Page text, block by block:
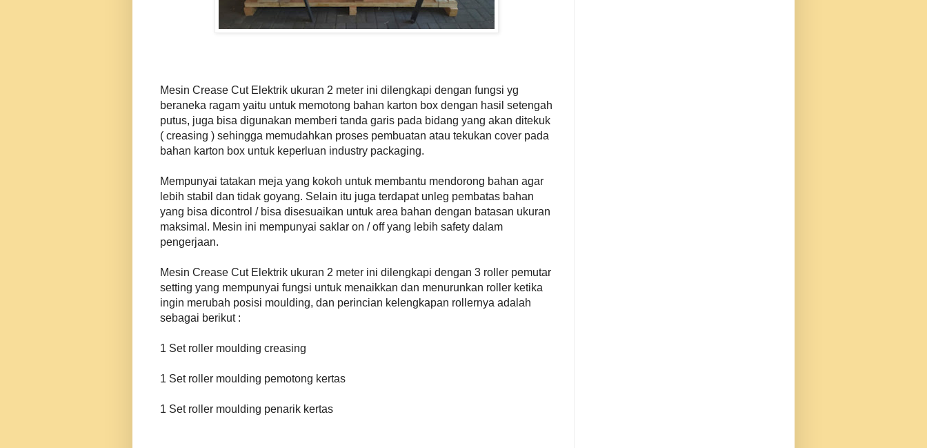
Mesin Crease Cut Elektrik ukuran 2 meter ini dilengkapi dengan fungsi yg
beraneka ragam yaitu untuk memotong bahan karton box dengan hasil setengah
putus, juga bisa digunakan memberi tanda garis pada bidang yang akan ditekuk
( creasing ) sehingga memudahkan proses pembuatan atau tekukan cover pada
bahan karton box untuk keperluan industry packaging.
Mempunyai tatakan meja yang kokoh untuk membantu mendorong bahan agar
lebih stabil dan tidak goyang. Selain itu juga terdapat unleg pembatas bahan
yang bisa dicontrol / bisa disesuaikan untuk area bahan dengan batasan ukuran
maksimal. Mesin ini mempunyai saklar on / off yang lebih safety dalam
pengerjaan.
Mesin Crease Cut Elektrik ukuran 2 meter ini dilengkapi dengan 3 roller pemutar
setting yang mempunyai fungsi untuk menaikkan dan menurunkan roller ketika
ingin merubah posisi moulding, dan perincian kelengkapan rollernya adalah
sebagai berikut :
1 Set roller moulding creasing
1 Set roller moulding pemotong kertas
1 Set roller moulding penarik kertas